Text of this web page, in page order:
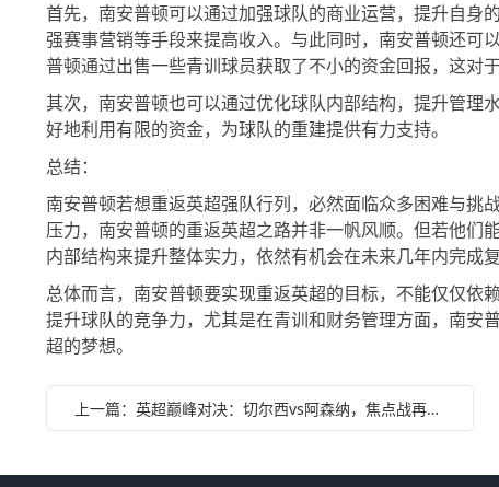
首先，南安普顿可以通过加强球队的商业运营，提升自身
强赛事营销等手段来提高收入。与此同时，南安普顿还可
普顿通过出售一些青训球员获取了不小的资金回报，这对
其次，南安普顿也可以通过优化球队内部结构，提升管理
好地利用有限的资金，为球队的重建提供有力支持。
总结：
南安普顿若想重返英超强队行列，必然面临众多困难与挑
压力，南安普顿的重返英超之路并非一帆风顺。但若他们
内部结构来提升整体实力，依然有机会在未来几年内完成复
总体而言，南安普顿要实现重返英超的目标，不能仅仅依
提升球队的竞争力，尤其是在青训和财务管理方面，南安
超的梦想。
上一篇：英超巅峰对决：切尔西vs阿森纳，焦点战再掀风云